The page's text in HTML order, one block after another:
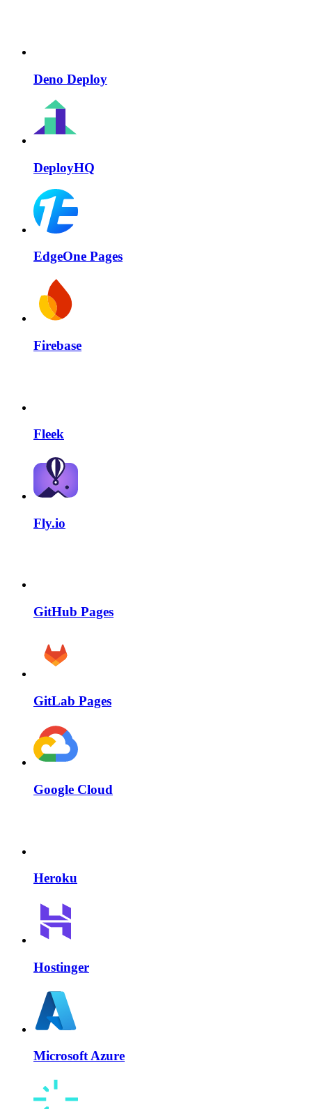
Deno Deploy
DeployHQ
EdgeOne Pages
Firebase
Fleek
Fly.io
GitHub Pages
GitLab Pages
Google Cloud
Heroku
Hostinger
Microsoft Azure